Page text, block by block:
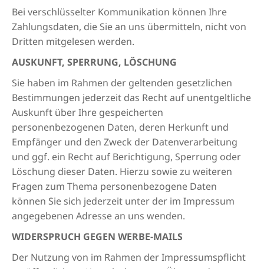
Bei verschlüsselter Kommunikation können Ihre
Zahlungsdaten, die Sie an uns übermitteln, nicht von
Dritten mitgelesen werden.
AUSKUNFT, SPERRUNG, LÖSCHUNG
Sie haben im Rahmen der geltenden gesetzlichen
Bestimmungen jederzeit das Recht auf unentgeltliche
Auskunft über Ihre gespeicherten
personenbezogenen Daten, deren Herkunft und
Empfänger und den Zweck der Datenverarbeitung
und ggf. ein Recht auf Berichtigung, Sperrung oder
Löschung dieser Daten. Hierzu sowie zu weiteren
Fragen zum Thema personenbezogene Daten
können Sie sich jederzeit unter der im Impressum
angegebenen Adresse an uns wenden.
WIDERSPRUCH GEGEN WERBE-MAILS
Der Nutzung von im Rahmen der Impressumspflicht